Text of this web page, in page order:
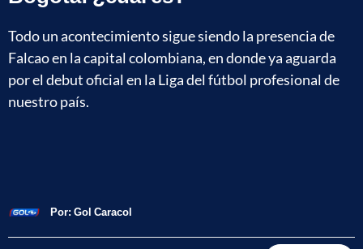
Todo un acontecimiento sigue siendo la presencia de
Falcao en la capital colombiana, en donde ya aguarda
por el debut oficial en la Liga del fútbol profesional de
nuestro país.
Por: Gol Caracol